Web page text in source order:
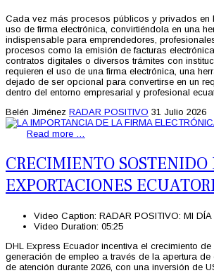
Cada vez más procesos públicos y privados en
uso de firma electrónica, convirtiéndola en una
indispensable para emprendedores,
procesos como la emisión de facturas
contratos digitales o diversos trámites con
requieren el uso de una firma electrónica, una
dejado de ser opcional para convertirse en un
dentro del entorno empresarial y profesional
Belén Jiménez RADAR POSITIVO 31 Julio 2026
Read more …
CRECIMIENTO SOSTENIDO
EXPORTACIONES
Video Caption: RADAR POSITIVO: MI DÍA
Video Duration: 05:25
DHL Express Ecuador incentiva el crecimiento
generación de empleo a través de la apertura de
de atención durante 2026, con una inversión de